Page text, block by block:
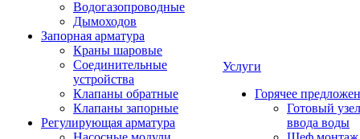
Водогазопроводные
Дымоходов
Запорная арматура
Краны шаровые
Соединительные
устройства
Клапаны обратные
Клапаны запорные
Регулирующая арматура
Услуги
Горячее
Готовый узел
ввода воды